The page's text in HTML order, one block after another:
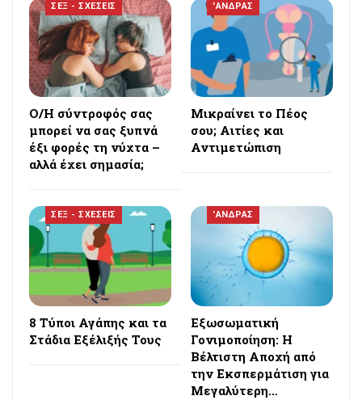
ΣΕΞ - ΣΧΕΣΕΙΣ
Ο/Η σύντροφός σας
μπορεί να σας ξυπνά
έξι φορές τη νύχτα –
αλλά έχει σημασία;
'ΑΝΔΡΑΣ
Μικραίνει το Πέος
σου; Αιτίες και
Αντιμετώπιση
ΣΕΞ - ΣΧΕΣΕΙΣ
8 Τύποι Αγάπης και τα
Στάδια Εξέλιξής Τους
'ΑΝΔΡΑΣ
Εξωσωματική
Γονιμοποίηση: Η
Βέλτιστη Αποχή από
την Εκσπερμάτιση για
Μεγαλύτερη…